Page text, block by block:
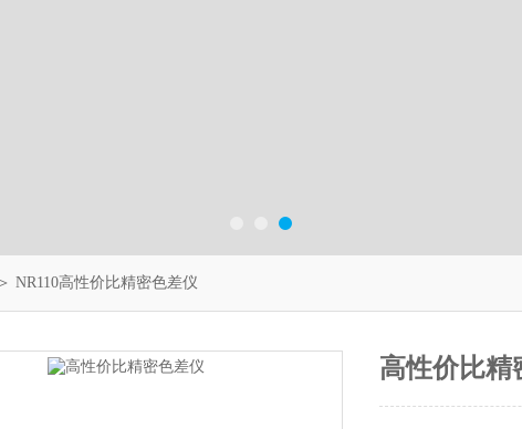
＞ NR110高性价比精密色差仪
高性价比精